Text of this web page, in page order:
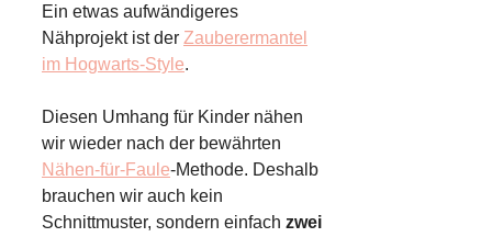
Ein etwas aufwändigeres
Nähprojekt ist der Zauberermantel
im Hogwarts-Style.
Diesen Umhang für Kinder nähen
wir wieder nach der bewährten
Nähen-für-Faule-Methode. Deshalb
brauchen wir auch kein
Schnittmuster, sondern einfach zwei